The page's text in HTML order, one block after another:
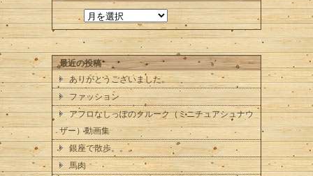
最近の投稿
ありがとうございました。
ファッション
アフロなしっぽのクルーク（ミニチュアシュナウ
ザー）動画集
銀座で散歩。。。
馬肉